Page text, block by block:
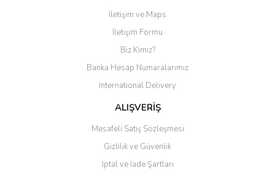
Yorum Yaz
İletişim ve Maps
İletişim Formu
Biz Kimiz?
Banka Hesap Numaralarımız
International Delivery
ALIŞVERİŞ
Mesafeli Satış Sözleşmesi
Gizlilik ve Güvenlik
İptal ve İade Şartları